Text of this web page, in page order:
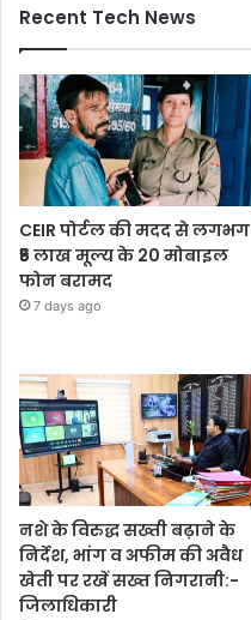
Recent Tech News
CEIR पोर्टल की मदद से लगभग
₹5 लाख मूल्य के 20 मोबाइल
फोन बरामद
7 days ago
नशे के विरुद्ध सख्ती बढ़ाने के
निर्देश, भांग व अफीम की अवैध
खेती पर रखें सख्त निगरानी:-
जिलाधिकारी